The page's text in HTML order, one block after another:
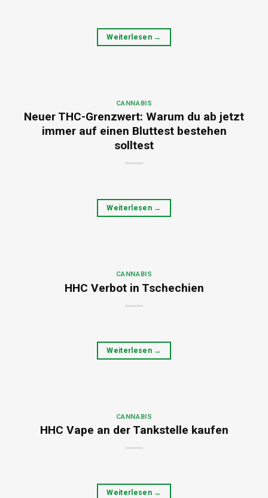
Weiterlesen →
CANNABIS
Neuer THC-Grenzwert: Warum du ab jetzt
immer auf einen Bluttest bestehen
solltest
Weiterlesen →
CANNABIS
HHC Verbot in Tschechien
Weiterlesen →
CANNABIS
HHC Vape an der Tankstelle kaufen
Weiterlesen →